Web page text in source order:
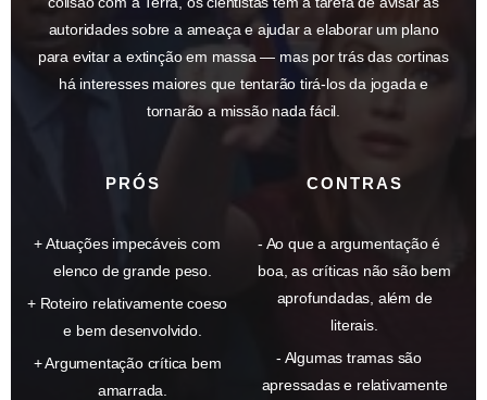
autoridades sobre a ameaça e ajudar a elaborar um plano
para evitar a extinção em massa — mas por trás das cortinas
há interesses maiores que tentarão tirá-los da jogada e
tornarão a missão nada fácil.
PRÓS
Atuações impecáveis com
elenco de grande peso.
Roteiro relativamente coeso
e bem desenvolvido.
Argumentação crítica bem
amarrada.
CONTRAS
Ao que a argumentação é
boa, as críticas não são bem
aprofundadas, além de
literais.
Algumas tramas são
apressadas e relativamente